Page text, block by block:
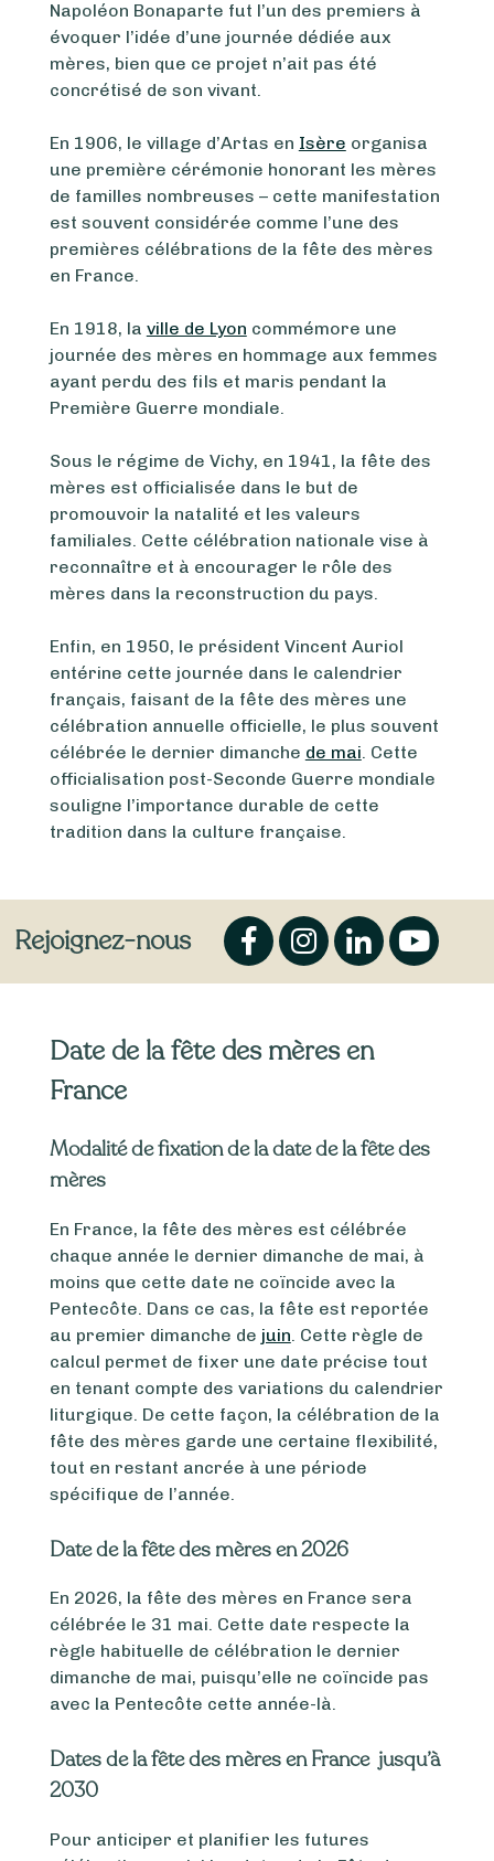
Napoléon Bonaparte fut l’un des premiers à
évoquer l’idée d’une journée dédiée aux
mères, bien que ce projet n’ait pas été
concrétisé de son vivant.
En 1906, le village d’Artas en Isère organisa
une première cérémonie honorant les mères
de familles nombreuses – cette manifestation
est souvent considérée comme l’une des
premières célébrations de la fête des mères
en France.
En 1918, la ville de Lyon commémore une
journée des mères en hommage aux femmes
ayant perdu des fils et maris pendant la
Première Guerre mondiale.
Sous le régime de Vichy, en 1941, la fête des
mères est officialisée dans le but de
promouvoir la natalité et les valeurs
familiales. Cette célébration nationale vise à
reconnaître et à encourager le rôle des
mères dans la reconstruction du pays.
Enfin, en 1950, le président Vincent Auriol
entérine cette journée dans le calendrier
français, faisant de la fête des mères une
célébration annuelle officielle, le plus souvent
célébrée le dernier dimanche de mai. Cette
officialisation post-Seconde Guerre mondiale
souligne l’importance durable de cette
tradition dans la culture française.
Rejoignez-nous
Date de la fête des mères en
France
Modalité de fixation de la date de la fête des
mères
En France, la fête des mères est célébrée
chaque année le dernier dimanche de mai, à
moins que cette date ne coïncide avec la
Pentecôte. Dans ce cas, la fête est reportée
au premier dimanche de juin . Cette règle de
calcul permet de fixer une date précise tout
en tenant compte des variations du calendrier
liturgique. De cette façon, la célébration de la
fête des mères garde une certaine flexibilité,
tout en restant ancrée à une période
spécifique de l’année.
Date de la fête des mères en 2026
En 2026, la fête des mères en France sera
célébrée le 31 mai. Cette date respecte la
règle habituelle de célébration le dernier
dimanche de mai, puisqu’elle ne coïncide pas
avec la Pentecôte cette année-là.
Dates de la fête des mères en France jusqu’à
2030
Pour anticiper et planifier les futures